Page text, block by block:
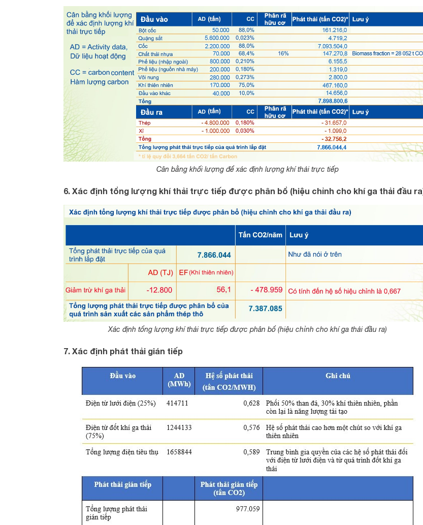
Cân bằng khối lượng để xác định lượng khí thải trực tiếp
6. Xác định tổng lượng khí thải trực tiếp được phân bổ (hiệu chỉnh cho khí ga thải đầu
Xác định tổng lượng khí thải trực tiếp được phân bổ (hiệu chỉnh cho khí ga thải đầu ra)
7. Xác định phát thải gián tiếp